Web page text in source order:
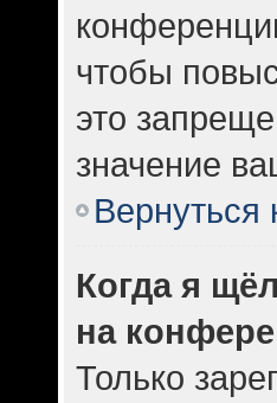
чтобы
это
значение
Вернуться
Когда я
на
Только